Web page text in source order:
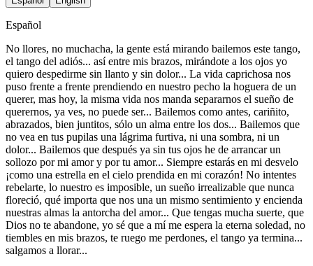
Español
No llores, no muchacha, la gente está mirando bailemos este tango,
el tango del adiós... así entre mis brazos, mirándote a los ojos yo
quiero despedirme sin llanto y sin dolor... La vida caprichosa nos
puso frente a frente prendiendo en nuestro pecho la hoguera de un
querer, mas hoy, la misma vida nos manda separarnos el sueño de
querernos, ya ves, no puede ser... Bailemos como antes, cariñito,
abrazados, bien juntitos, sólo un alma entre los dos... Bailemos que
no vea en tus pupilas una lágrima furtiva, ni una sombra, ni un
dolor... Bailemos que después ya sin tus ojos he de arrancar un
sollozo por mi amor y por tu amor... Siempre estarás en mi desvelo
¡como una estrella en el cielo prendida en mi corazón! No intentes
rebelarte, lo nuestro es imposible, un sueño irrealizable que nunca
floreció, qué importa que nos una un mismo sentimiento y encienda
nuestras almas la antorcha del amor... Que tengas mucha suerte, que
Dios no te abandone, yo sé que a mí me espera la eterna soledad, no
tiembles en mis brazos, te ruego me perdones, el tango ya termina...
salgamos a llorar...